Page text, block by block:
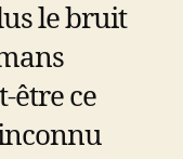
le bruit
être ce